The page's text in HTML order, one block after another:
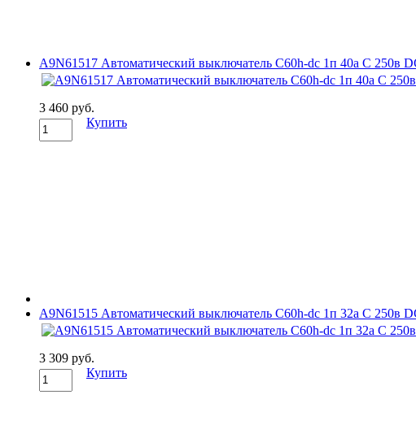
A9N61517 Автоматический выключатель C60h-dc 1п 40а C 250в
3 460 руб.
Купить
A9N61515 Автоматический выключатель C60h-dc 1п 32а C 250в
3 309 руб.
Купить